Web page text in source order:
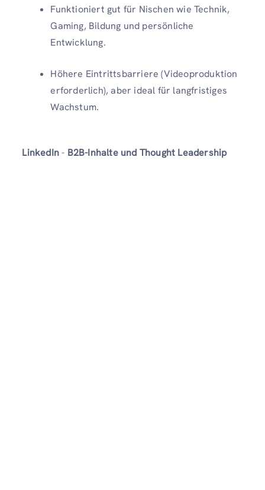
Funktioniert gut für Nischen wie Technik,
Gaming, Bildung und persönliche
Entwicklung.
Höhere Eintrittsbarriere (Videoproduktion
erforderlich), aber ideal für langfristiges
Wachstum.
LinkedIn- B2B-Inhalte und Thought Leadership